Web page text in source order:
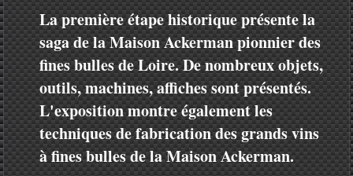
La première étape historique présente la
saga de la Maison Ackerman pionnier des
fines bulles de Loire. De nombreux objets,
outils, machines, affiches sont présentés.
L'exposition montre également les
techniques de fabrication des grands vins
à fines bulles de la Maison Ackerman.